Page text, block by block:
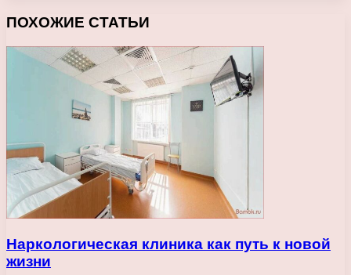
ПОХОЖИЕ СТАТЬИ
Наркологическая клиника как путь к новой
жизни